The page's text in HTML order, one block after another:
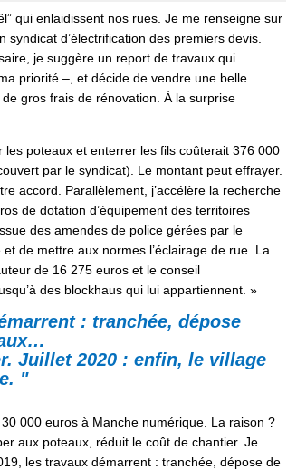
qui enlaidissent nos rues. Je me renseigne sur
syndicat d’électrification des premiers devis.
je suggère un report de travaux qui
priorité –, et décide de vendre une belle
gros frais de rénovation. À la surprise
poteaux et enterrer les fils coûterait 376 000
par le syndicat). Le montant peut effrayer.
accord. Parallèlement, j’accélère la recherche
de dotation d’équipement des territoires
des amendes de police gérées par le
de mettre aux normes l’éclairage de rue. La
de 16 275 euros et le conseil
des blockhaus qui lui appartiennent. »
: tranchée, dépose
Juillet 2020 : enfin, le village
"
000 euros à Manche numérique. La raison ?
aux poteaux, réduit le coût de chantier. Je
les travaux démarrent : tranchée, dépose de